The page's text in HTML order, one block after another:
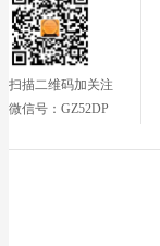
扫描二维码加关注
微信号：GZ52DP